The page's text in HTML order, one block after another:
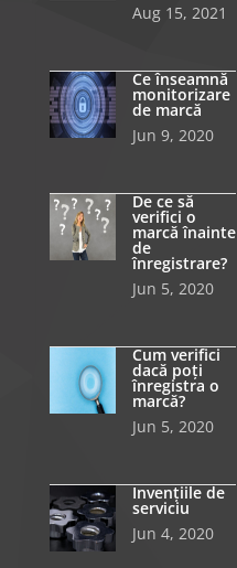
Aug 15, 2021
Ce înseamnă
monitorizare
de marcă
Jun 9, 2020
De ce să
verifici o
marcă înainte
de
înregistrare?
Jun 5, 2020
Cum verifici
dacă poți
înregistra o
marcă?
Jun 5, 2020
Invențiile de
serviciu
Jun 4, 2020